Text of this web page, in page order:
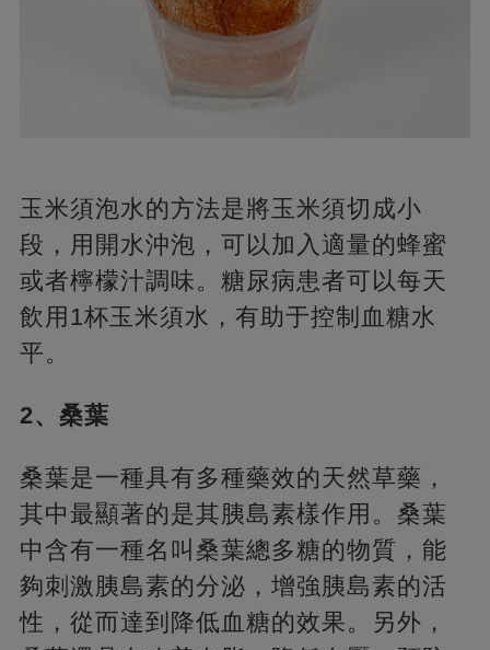
玉米須泡水的方法是將玉米須切成小
段，用開水沖泡，可以加入適量的蜂蜜
或者檸檬汁調味。糖尿病患者可以每天
飲用1杯玉米須水，有助于控制血糖水
平。
2、桑葉
桑葉是一種具有多種藥效的天然草藥，
其中最顯著的是其胰島素樣作用。桑葉
中含有一種名叫桑葉總多糖的物質，能
夠刺激胰島素的分泌，增強胰島素的活
性，從而達到降低血糖的效果。另外，